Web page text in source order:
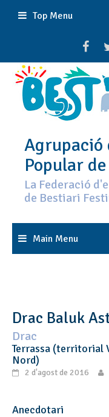
Top Menu
Agrupació
Popular
La Federació
de Bestiari
Main Menu
Drac Baluk
Drac
Terrassa (territorial
Nord)
2 d'agost de 2016
Anecdotari